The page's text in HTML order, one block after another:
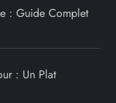
: Guide Complet
: Un Plat